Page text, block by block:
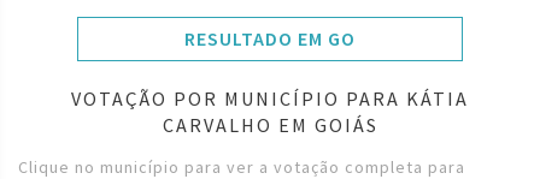
RESULTADO EM GO
VOTAÇÃO POR MUNICÍPIO PARA KÁTIA
CARVALHO EM GOIÁS
Clique no município para ver a votação completa para